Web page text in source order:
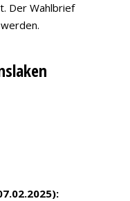
Der Wahlbrief